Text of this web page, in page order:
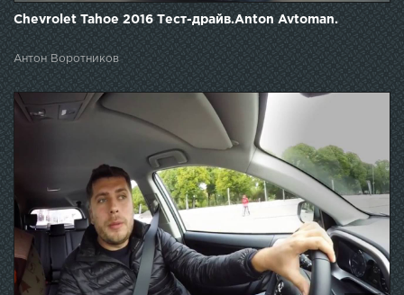
Chevrolet Tahoe 2016 Тест-драйв.Anton Avtoman.
Антон Воротников